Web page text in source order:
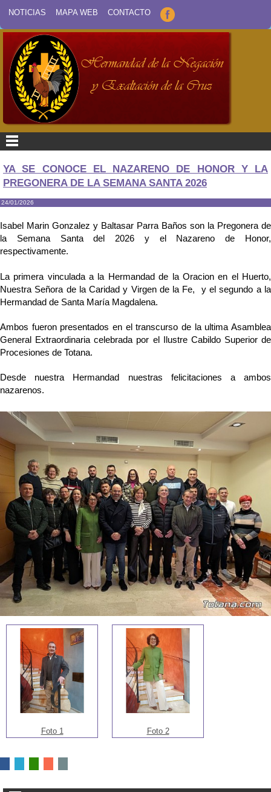
NOTICIAS MAPA WEB CONTACTO
YA SE CONOCE EL NAZARENO DE HONOR Y LA
PREGONERA DE LA SEMANA SANTA 2026
24/01/2026
Isabel Marin Gonzalez y Baltasar Parra Baños son la Pregonera de
la Semana Santa del 2026 y el Nazareno de Honor,
respectivamente.
La primera vinculada a la Hermandad de la Oracion en el Huerto,
Nuestra Señora de la Caridad y Virgen de la Fe, y el segundo a la
Hermandad de Santa María Magdalena.
Ambos fueron presentados en el transcurso de la ultima Asamblea
General Extraordinaria celebrada por el Ilustre Cabildo Superior de
Procesiones de Totana.
Desde nuestra Hermandad nuestras felicitaciones a ambos
nazarenos.
Foto 1 Foto 2